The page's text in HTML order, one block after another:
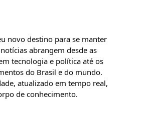
novo destino para se manter
abrangem desde as
tecnologia e política até os
do Brasil e do mundo.
atualizado em tempo real,
de conhecimento.